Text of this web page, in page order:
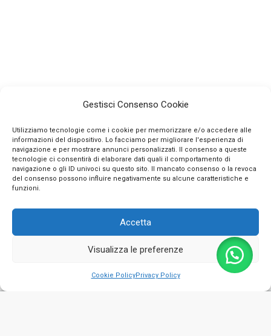
Gestisci Consenso Cookie
Utilizziamo tecnologie come i cookie per memorizzare e/o accedere alle
informazioni del dispositivo. Lo facciamo per migliorare l'esperienza di
navigazione e per mostrare annunci personalizzati. Il consenso a queste
tecnologie ci consentirà di elaborare dati quali il comportamento di
navigazione o gli ID univoci su questo sito. Il mancato consenso o la revoca
del consenso possono influire negativamente su alcune caratteristiche e
funzioni.
Accetta
Visualizza le preferenze
Cookie PolicyPrivacy Policy
INFO
SEGUICI SUI SOCIAL